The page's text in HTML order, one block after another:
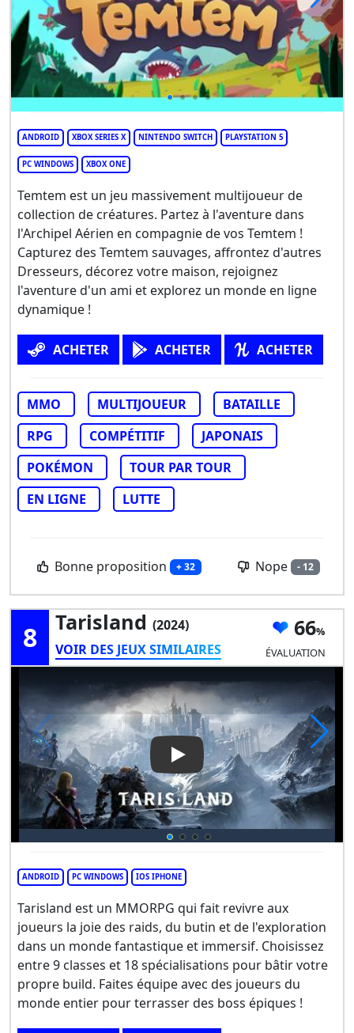
ANDROID XBOX SERIES X NINTENDO SWITCH PLAYSTATION 5
PC WINDOWS XBOX ONE
Temtem est un jeu massivement multijoueur de
collection de créatures. Partez à l'aventure dans
l'Archipel Aérien en compagnie de vos Temtem !
Capturez des Temtem sauvages, affrontez d'autres
Dresseurs, décorez votre maison, rejoignez
l'aventure d'un ami et explorez un monde en ligne
dynamique !
ACHETER ACHETER ACHETER
MMO MULTIJOUEUR
BATAILLE
RPG
COMPÉTITIF
JAPONAIS
POKÉMON
TOUR PAR TOUR
EN LIGNE
LUTTE
Bonne proposition + 32 Nope - 12
8 Tarisland (2024)
VOIR DES JEUX SIMILAIRES
66
ÉVALUATION
Play Video: Tarisland
ANDROID PC WINDOWS IOS IPHONE
Tarisland est un MMORPG qui fait revivre aux
joueurs la joie des raids, du butin et de l'exploration
dans un monde fantastique et immersif. Choisissez
entre 9 classes et 18 spécialisations pour bâtir votre
propre build. Faites équipe avec des joueurs du
monde entier pour terrasser des boss épiques !